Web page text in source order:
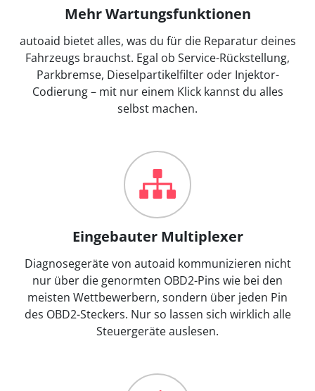
Mehr Wartungsfunktionen
autoaid bietet alles, was du für die Reparatur deines
Fahrzeugs brauchst. Egal ob Service-Rückstellung,
Parkbremse, Dieselpartikelfilter oder Injektor-
Codierung – mit nur einem Klick kannst du alles
selbst machen.
Eingebauter Multiplexer
Diagnosegeräte von autoaid kommunizieren nicht
nur über die genormten OBD2-Pins wie bei den
meisten Wettbewerbern, sondern über jeden Pin
des OBD2-Steckers. Nur so lassen sich wirklich alle
Steuergeräte auslesen.